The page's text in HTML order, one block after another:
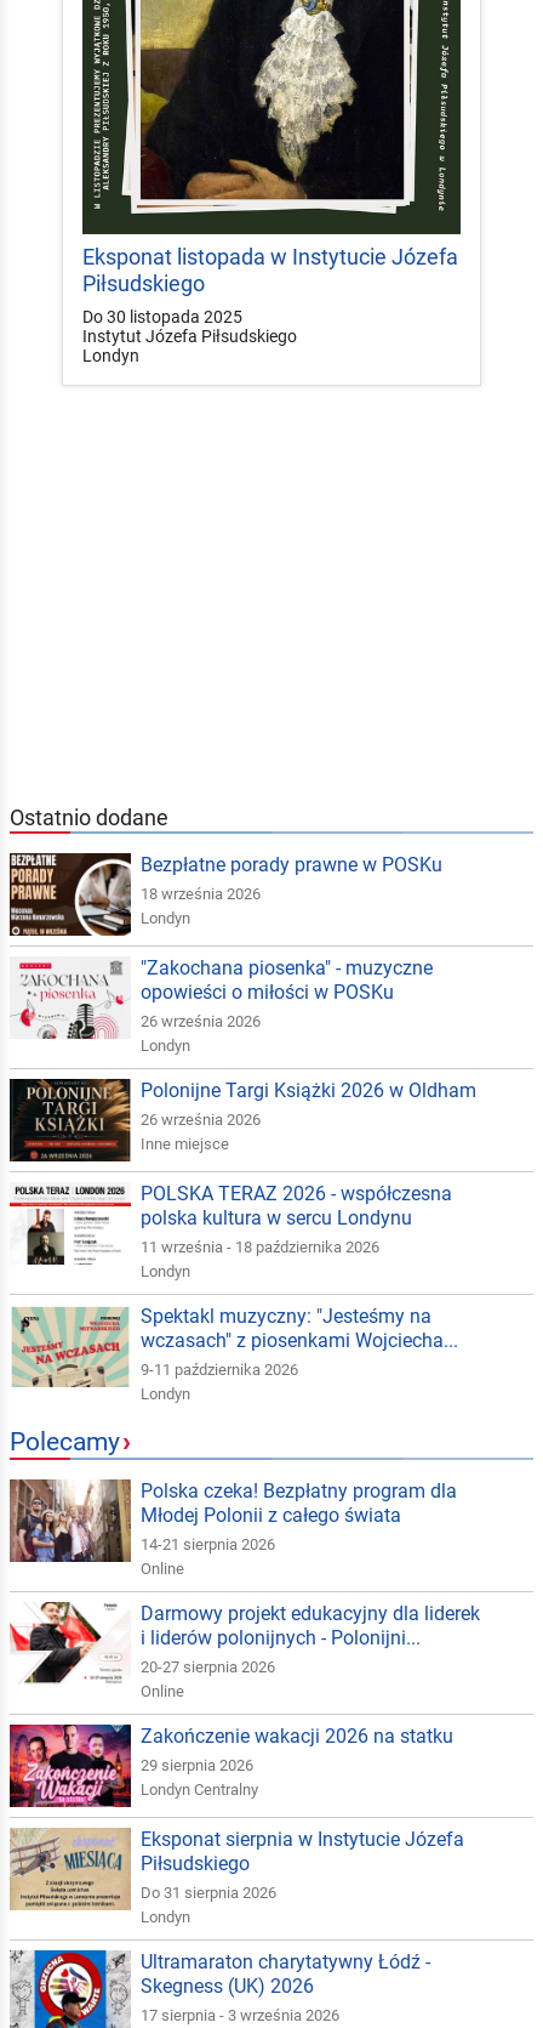
Eksponat listopada w Instytucie Józefa
Piłsudskiego
Do 30 listopada 2025
Instytut Józefa Piłsudskiego
Londyn
Ostatnio dodane
Bezpłatne porady prawne w POSKu
18 września 2026
Londyn
"Zakochana piosenka" - muzyczne
opowieści o miłości w POSKu
26 września 2026
Londyn
Polonijne Targi Książki 2026 w Oldham
26 września 2026
Inne miejsce
POLSKA TERAZ 2026 - współczesna
polska kultura w sercu Londynu
11 września - 18 października 2026
Londyn
Spektakl muzyczny: "Jesteśmy na
wczasach" z piosenkami Wojciecha...
9-11 października 2026
Londyn
Polecamy›
Polska czeka! Bezpłatny program dla
Młodej Polonii z całego świata
14-21 sierpnia 2026
Online
Darmowy projekt edukacyjny dla liderek
i liderów polonijnych - Polonijni...
20-27 sierpnia 2026
Online
Zakończenie wakacji 2026 na statku
29 sierpnia 2026
Londyn Centralny
Eksponat sierpnia w Instytucie Józefa
Piłsudskiego
Do 31 sierpnia 2026
Londyn
Ultramaraton charytatywny Łódź -
Skegness (UK) 2026
17 sierpnia - 3 września 2026